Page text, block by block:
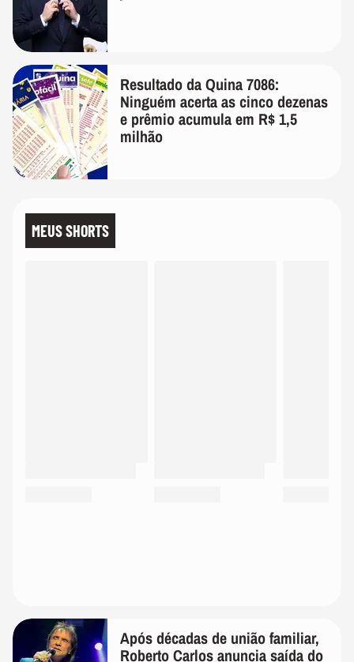
Resultado da Quina 7086:
Ninguém acerta as cinco dezenas
e prêmio acumula em R$ 1,5
milhão
MEUS SHORTS
Após décadas de união familiar,
Roberto Carlos anuncia saída do